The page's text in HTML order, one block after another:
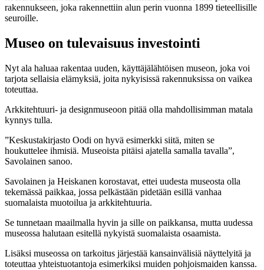
rakennukseen, joka rakennettiin alun perin vuonna 1899 tieteellisille
seuroille.
Museo on tulevaisuus investointi
Nyt ala haluaa rakentaa uuden, käyttäjälähtöisen museon, joka voi
tarjota sellaisia elämyksiä, joita nykyisissä rakennuksissa on vaikea
toteuttaa.
Arkkitehtuuri- ja designmuseoon pitää olla mahdollisimman matala
kynnys tulla.
”Keskustakirjasto Oodi on hyvä esimerkki siitä, miten se
houkuttelee ihmisiä. Museoista pitäisi ajatella samalla tavalla”,
Savolainen sanoo.
Savolainen ja Heiskanen korostavat, ettei uudesta museosta olla
tekemässä paikkaa, jossa pelkästään pidetään esillä vanhaa
suomalaista muotoilua ja arkkitehtuuria.
Se tunnetaan maailmalla hyvin ja sille on paikkansa, mutta uudessa
museossa halutaan esitellä nykyistä suomalaista osaamista.
Lisäksi museossa on tarkoitus järjestää kansainvälisiä näyttelyitä ja
toteuttaa yhteistuotantoja esimerkiksi muiden pohjoismaiden kanssa.